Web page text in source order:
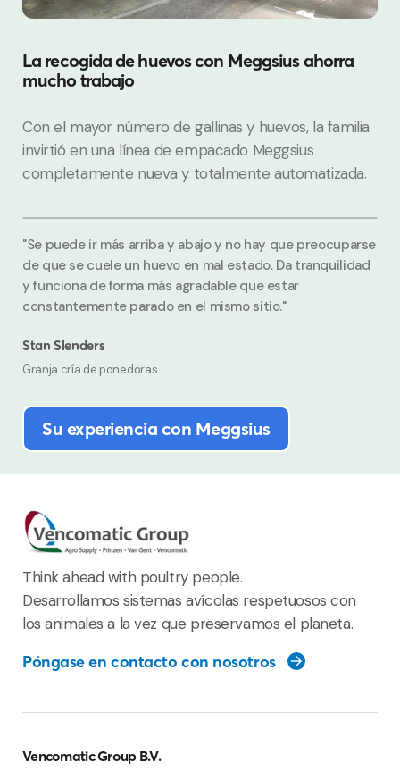
La recogida de huevos con Meggsius ahorra
mucho trabajo
Con el mayor número de gallinas y huevos, la familia
invirtió en una línea de empacado Meggsius
completamente nueva y totalmente automatizada.
"Se puede ir más arriba y abajo y no hay que preocuparse
de que se cuele un huevo en mal estado. Da tranquilidad
y funciona de forma más agradable que estar
constantemente parado en el mismo sitio."
Stan Slenders
Granja cría de ponedoras
Su experiencia con Meggsius
Think ahead with poultry people.
Desarrollamos sistemas avícolas respetuosos con
los animales a la vez que preservamos el planeta.
Póngase en contacto con nosotros
Vencomatic Group B.V.